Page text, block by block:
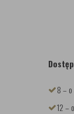
8 – o
12 –